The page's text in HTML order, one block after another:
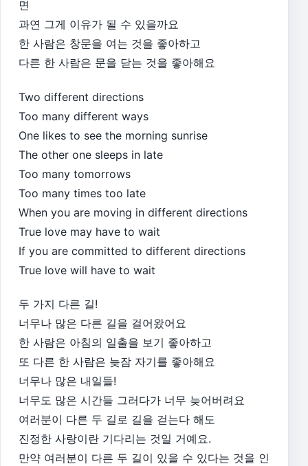
면
과연 그게 이유가 될 수 있을까요
한 사람은 창문을 여는 것을 좋아하고
다른 한 사람은 문을 닫는 것을 좋아해요
Two different directions
Too many different ways
One likes to see the morning sunrise
The other one sleeps in late
Too many tomorrows
Too many times too late
When you are moving in different directions
True love may have to wait
If you are committed to different directions
True love will have to wait
두 가지 다른 길!
너무나 많은 다른 길을 걸어왔어요
한 사람은 아침의 일출을 보기 좋아하고
또 다른 한 사람은 늦잠 자기를 좋아해요
너무나 많은 내일들!
너무도 많은 시간들 그러다가 너무 늦어버려요
여러분이 다른 두 길로 길을 걷는다 해도
진정한 사랑이란 기다리는 것일 거예요.
만약 여러분이 다른 두 길이 있을 수 있다는 것을 인